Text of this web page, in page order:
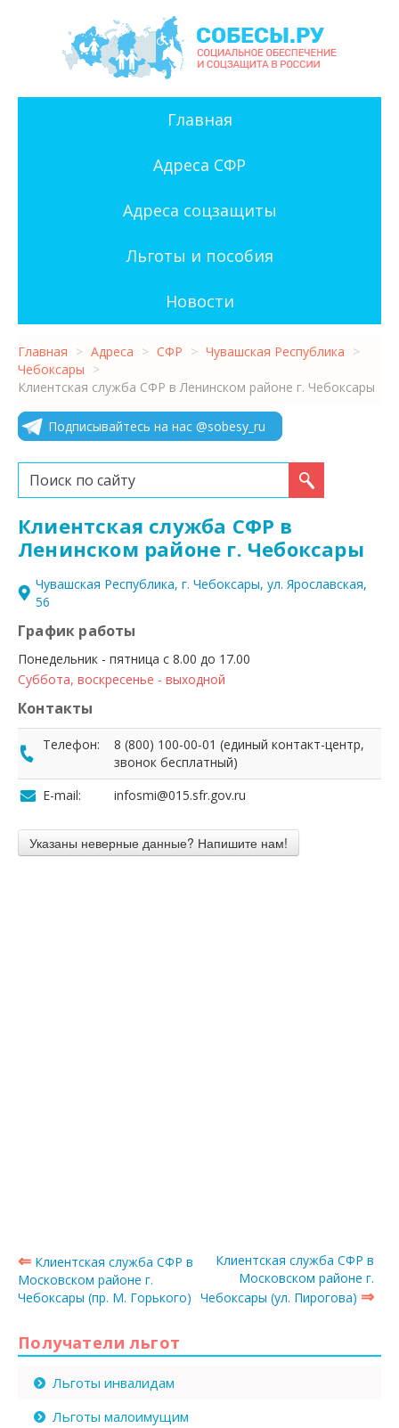
Главная
Адреса СФР
Адреса соцзащиты
Льготы и пособия
Новости
Главная > Адреса > СФР > Чувашская Республика >
Чебоксары >
Клиентская служба СФР в Ленинском районе г. Чебоксары
Подписывайтесь на нас @sobesy_ru
Искать...
Клиентская служба СФР в
Ленинском районе г. Чебоксары
Чувашская Республика, г. Чебоксары, ул. Ярославская,
56
График работы
Понедельник - пятница с 8.00 до 17.00
Суббота, воскресенье - выходной
Контакты
Телефон:
8 (800) 100-00-01 (единый контакт-центр,
звонок бесплатный)
E-mail:
infosmi@015.sfr.gov.ru
⇐ Клиентская служба СФР в
Московском районе г.
Чебоксары (пр. М. Горького)
Клиентская служба СФР в
Московском районе г.
Чебоксары (ул. Пирогова) ⇒
Получатели льгот
Льготы инвалидам
Льготы малоимущим